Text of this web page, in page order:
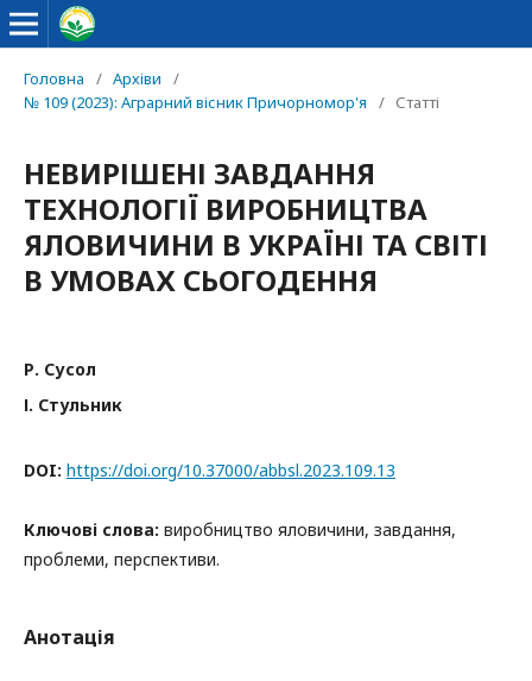
Головна / Архіви
/
№ 109 (2023): Аграрний вісник Причорномор'я
/ Статті
НЕВИРІШЕНІ ЗАВДАННЯ
ТЕХНОЛОГІЇ ВИРОБНИЦТВА
ЯЛОВИЧИНИ В УКРАЇНІ ТА СВІТІ
В УМОВАХ СЬОГОДЕННЯ
Р. Сусол
І. Стульник
DOI: https://doi.org/10.37000/abbsl.2023.109.13
Ключові слова: виробництво яловичини, завдання,
проблеми, перспективи.
Анотація